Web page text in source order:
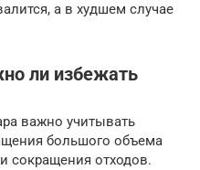
а в худшем случае
ли избежать
важно учитывать
большого объема
сокращения отходов.